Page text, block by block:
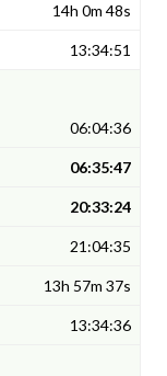
14h 0m 48s
13:34:51
06:04:36
06:35:47
20:33:24
21:04:35
13h 57m 37s
13:34:36